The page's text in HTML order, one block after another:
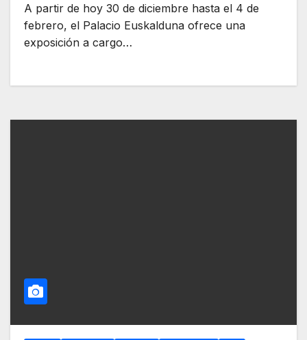
A partir de hoy 30 de diciembre hasta el 4 de
febrero, el Palacio Euskalduna ofrece una
exposición a cargo…